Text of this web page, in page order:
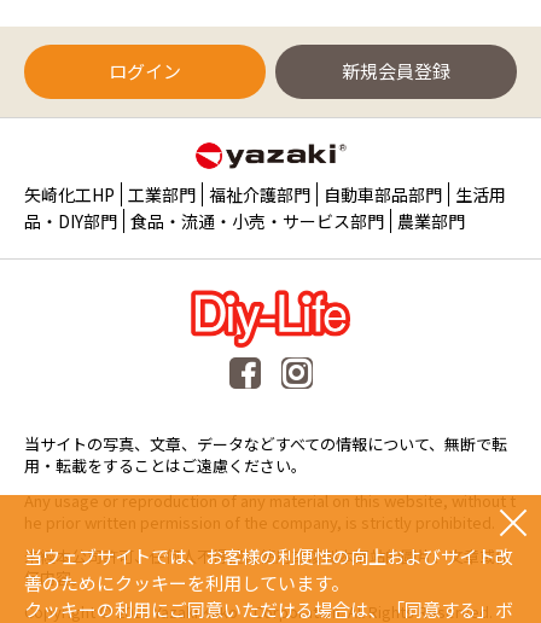
ログイン 新規会員登録
矢崎化工HP 工業部門 福祉介護部門 自動車部品部門 生活用
品・DIY部門 食品・流通・小売・サービス部門 農業部門
当サイトの写真、文章、データなどすべての情報について、無断で転
用・転載をすることはご遠慮ください。
Any usage or reproduction of any material on this website, without t
he prior written permission of the company, is strictly prohibited.
未經本公司許可、任何人不得擅自使用或複製本網站的圖片、文章或任
何内容。
Copyright © 2015 Yazaki Kako Corporation. All Rights Reserved.
当ウェブサイトでは、お客様の利便性の向上およびサイト改
善のためにクッキーを利用しています。
クッキーの利用にご同意いただける場合は、「同意する」ボ